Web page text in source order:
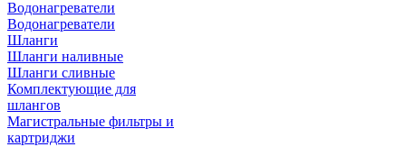
Водонагреватели
Водонагреватели
Шланги
Шланги наливные
Шланги сливные
Комплектующие для
шлангов
Магистральные фильтры и
картриджи